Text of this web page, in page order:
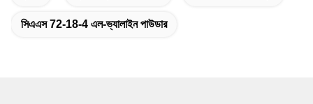
সিএএস 72-18-4 এল-ভ্যালাইন পাউডার